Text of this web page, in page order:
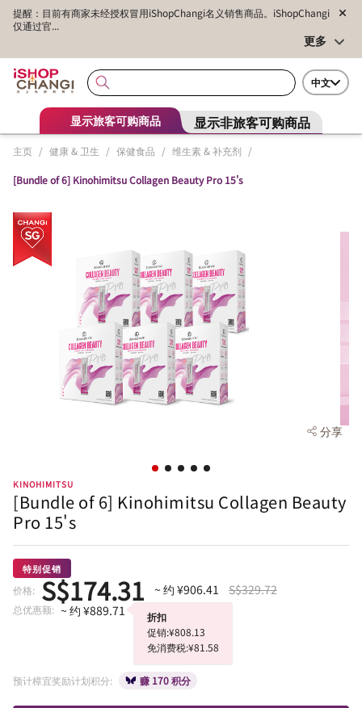
提醒：目前有商家未经授权冒用iShopChangi名义销售商品。iShopChangi
仅通过官...
更多
中文
显示旅客可购商品 显示非旅客可购商品
主页 / 健康 & 卫生 / 保健食品 / 维生素 & 补充剂 /
[Bundle of 6] Kinohimitsu Collagen Beauty Pro 15's
分享
KINOHIMITSU
[Bundle of 6] Kinohimitsu Collagen Beauty
Pro 15's
特别促销
价格: S$174.31 ~ 约 ¥906.41 S$329.72
总优惠额: ~ 约 ¥889.71
折扣
促销:¥808.13
免消费税:¥81.58
预计樟宜奖励计划积分: 赚 170 积分